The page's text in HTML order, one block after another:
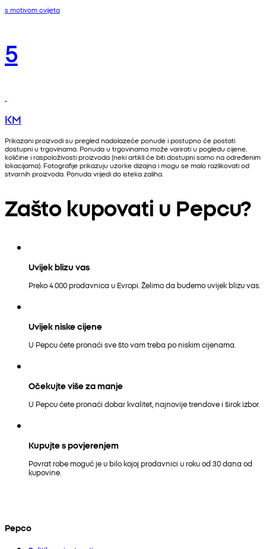
s motivom cvijeta
5
KM
Prikazani proizvodi su pregled nadolazeće ponude i postupno će postati
dostupni u trgovinama. Ponuda u trgovinama može varirati u pogledu cijene,
količine i raspoloživosti proizvoda (neki artikli će biti dostupni samo na određenim
lokacijama). Fotografije prikazuju uzorke dizajna i mogu se malo razlikovati od
stvarnih proizvoda. Ponuda vrijedi do isteka zaliha.
Zašto kupovati u Pepcu?
Uvijek blizu vas
Preko 4.000 prodavnica u Evropi. Želimo da budemo uvijek blizu vas.
Uvijek niske cijene
U Pepcu ćete pronaći sve što vam treba po niskim cijenama.
Očekujte više za manje
U Pepcu ćete pronaći dobar kvalitet, najnovije trendove i širok izbor.
Kupujte s povjerenjem
Povrat robe moguć je u bilo kojoj prodavnici u roku od 30 dana od
kupovine.
Pepco